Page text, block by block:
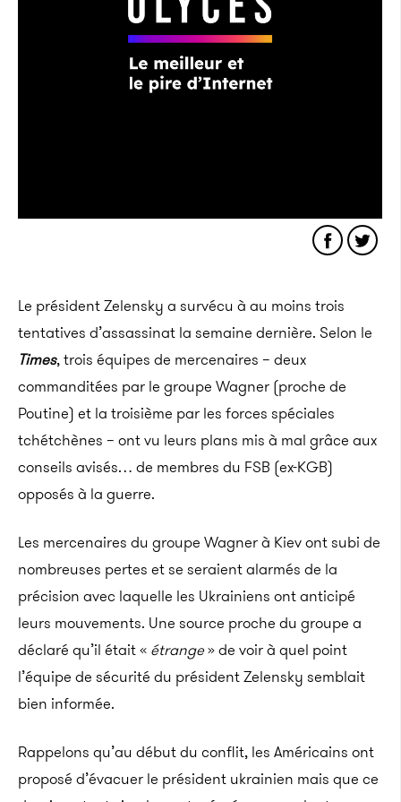
Le président Zelensky a survécu à au moins trois
tentatives d’assassinat la semaine dernière. Selon le
Times, trois équipes de mercenaires – deux
commanditées par le groupe Wagner (proche de
Poutine) et la troisième par les forces spéciales
tchétchènes – ont vu leurs plans mis à mal grâce aux
conseils avisés… de membres du FSB (ex-KGB)
opposés à la guerre.
Les mercenaires du groupe Wagner à Kiev ont subi de
nombreuses pertes et se seraient alarmés de la
précision avec laquelle les Ukrainiens ont anticipé
leurs mouvements. Une source proche du groupe a
déclaré qu’il était « étrange» de voir à quel point
l’équipe de sécurité du président Zelensky semblait
bien informée.
Rappelons qu’au début du conflit, les Américains ont
proposé d’évacuer le président ukrainien mais que ce